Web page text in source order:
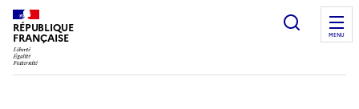
RÉPUBLIQUE
FRANÇAISE
Ouvrir
MENU